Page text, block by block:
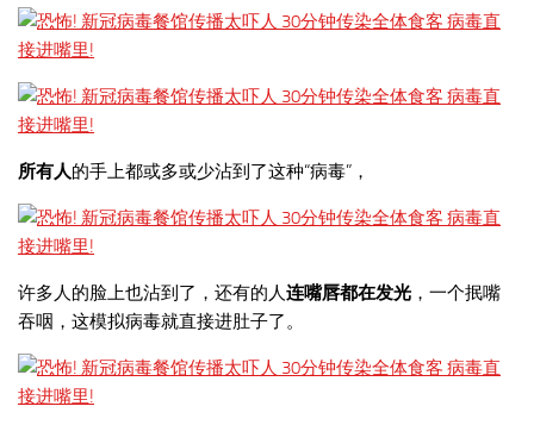
所有人的手上都或多或少沾到了这种“病毒”，
许多人的脸上也沾到了，还有的人连嘴唇都在发光 ，一个抿嘴
吞咽，这模拟病毒就直接进肚子了。